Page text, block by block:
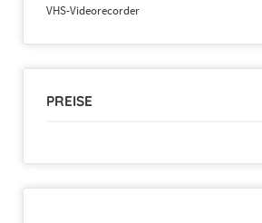
VHS-Videorecorder
PREISE